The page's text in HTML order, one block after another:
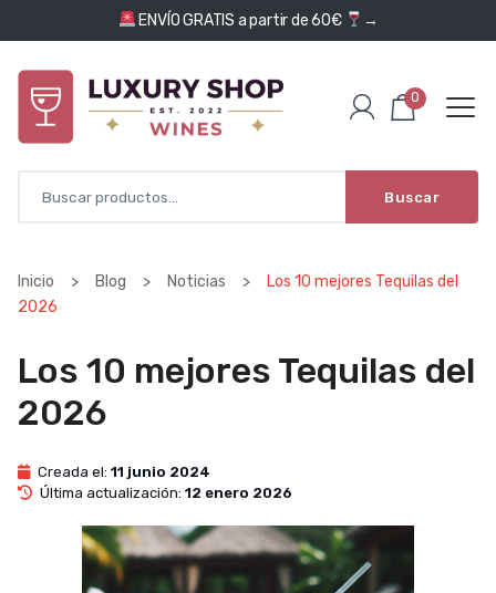
Saltar al contenidoENVÍO GRATIS a partir de 60€ →
Buscar
0
Inicio > Blog > Noticias >
Los 10 mejores Tequilas del
2026
Los 10 mejores Tequilas del
2026
Creada el: 11 junio 2024
Última actualización: 12 enero 2026